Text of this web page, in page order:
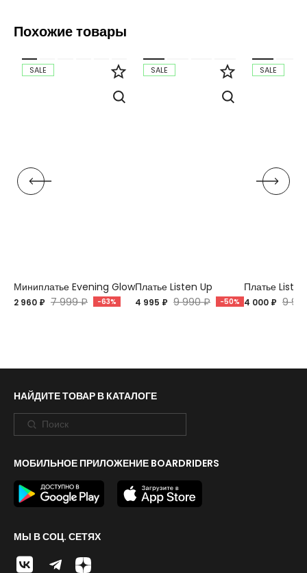
Похожие товары
SALE
Миниплатье Evening Glow
2 960 ₽ 7 999 ₽ -63%
SALE
Платье Listen Up
4 995 ₽ 9 990 ₽ -50%
SALE
Платье
4 000 ₽ 9
НАЙДИТЕ ТОВАР В КАТАЛОГЕ
МОБИЛЬНОЕ ПРИЛОЖЕНИЕ BOARDRIDERS
МЫ В СОЦ. СЕТЯХ